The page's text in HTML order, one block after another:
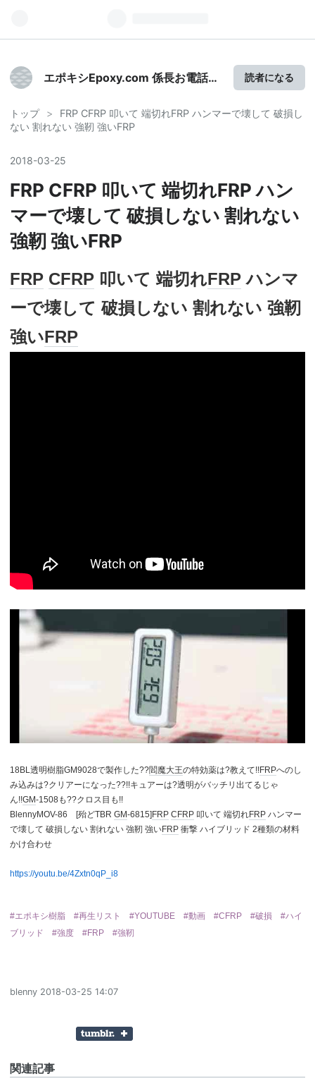
エポキシEpoxy.com 係長お電話で
読者になる
トップ >
FRP CFRP 叩いて 端切れFRP ハンマーで壊して 破損し
ない 割れない 強靭 強いFRP
2018-03-25
FRP CFRP 叩いて 端切れFRP ハン
マーで壊して 破損しない 割れない
強靭 強いFRP
FRP CFRP 叩いて 端切れFRP ハンマ
ーで壊して 破損しない 割れない 強靭
強いFRP
18BL透明樹脂GM9028で製作した??閻魔大王の特効薬は?教えて!!FRPへのし
み込みは?クリアーになった??!!キュアーは?透明がバッチリ出てるじゃ
ん!!GM-1508も??クロス目も!!
BlennyMOV-86 [殆どTBR GM-6815] FRP CFRP 叩いて 端切れFRP ハンマー
で壊して 破損しない 割れない 強靭 強いFRP 衝撃 ハイブリッド 2種類の材料
かけ合わせ
https://youtu.be/4Zxtn0qP_i8
#エポキシ樹脂 #再生リスト #YOUTUBE #動画 #CFRP #破損
#ハイ
ブリッド
#強度 #FRP #強靭
blenny 2018-03-25 14:07
関連記事